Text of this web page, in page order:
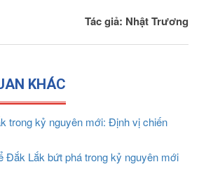
Tác giả: Nhật Trương
KHÁC
trong kỷ nguyên mới: Định vị chiến
Đắk Lắk bứt phá trong kỷ nguyên mới